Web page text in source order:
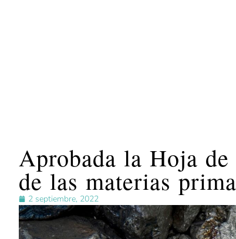
Aprobada la Hoja
de las materias
2 septiembre, 2022